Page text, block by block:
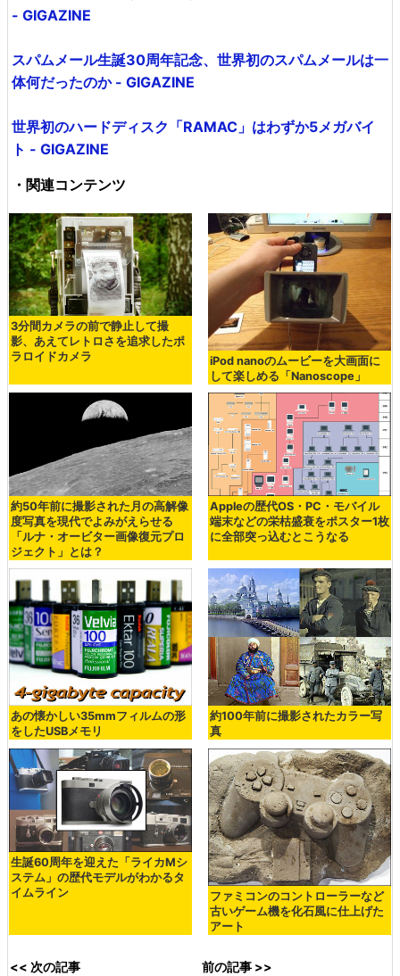
- GIGAZINE
スパムメール生誕30周年記念、世界初のスパムメールは一
体何だったのか - GIGAZINE
世界初のハードディスク「RAMAC」はわずか5メガバイ
ト - GIGAZINE
・関連コンテンツ
3分間カメラの前で静止して撮
影、あえてレトロさを追求したポ
ラロイドカメラ
iPod nanoのムービーを大画面に
して楽しめる「Nanoscope」
約50年前に撮影された月の高解像
度写真を現代でよみがえらせる
「ルナ・オービター画像復元プロ
ジェクト」とは？
Appleの歴代OS・PC・モバイル
端末などの栄枯盛衰をポスター1枚
に全部突っ込むとこうなる
あの懐かしい35mmフィルムの形
をしたUSBメモリ
約100年前に撮影されたカラー写
真
生誕60周年を迎えた「ライカMシ
ステム」の歴代モデルがわかるタ
イムライン
ファミコンのコントローラーなど
古いゲーム機を化石風に仕上げた
アート
<< 次の記事 前の記事 >>